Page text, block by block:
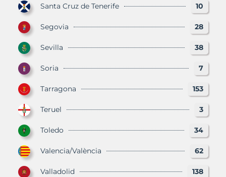
Santa Cruz de Tenerife 10
Segovia 28
Sevilla 38
Soria 7
Tarragona 153
Teruel 3
Toledo 34
Valencia/València 62
Valladolid 138